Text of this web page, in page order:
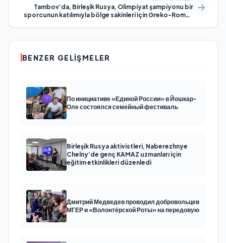
Tambov’da, Birleşik Rusya, Olimpiyat şampiyonu bir
sporcunun katılımıyla bölge sakinleri için Greko-Romen
BENZER GELIŞMELER
По инициативе «Единой России» в Йошкар-
Оле состоялся семейный фестиваль
Birleşik Rusya aktivistleri, Naberezhnye
Chelny’de genç KAMAZ uzmanları için
eğitim etkinlikleri düzenledi
Дмитрий Медведев проводил добровольцев
МГЕР и «Волонтёрской Роты» на передовую